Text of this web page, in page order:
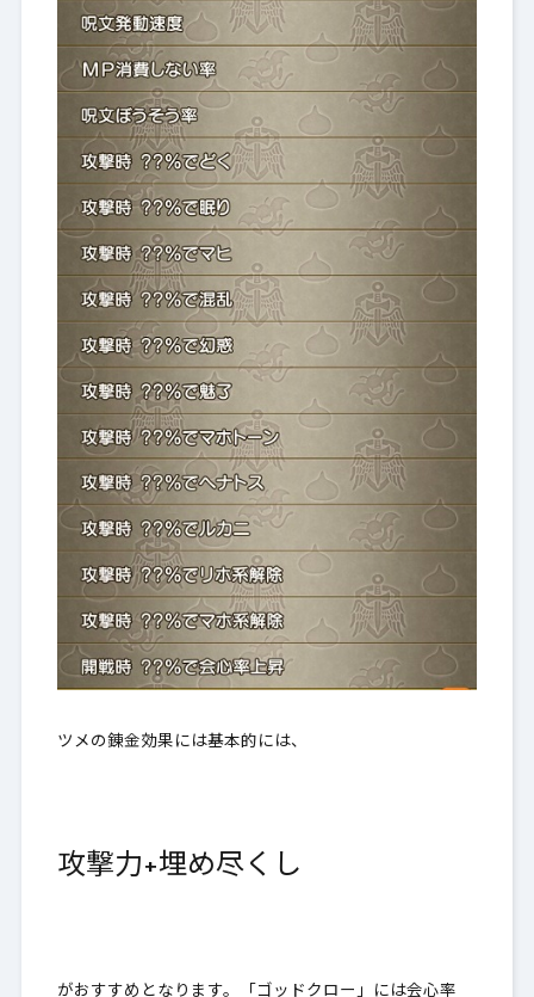
ツメの錬金効果には基本的には、
攻撃力+埋め尽くし
がおすすめとなります。「ゴッドクロー」には会心率